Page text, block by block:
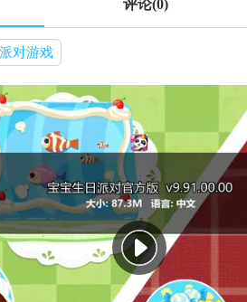
评论(0)
派对游戏